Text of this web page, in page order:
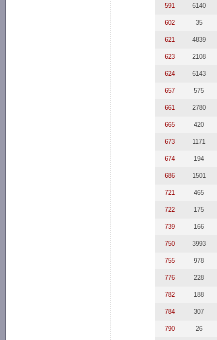
591 6140
602 35
621 4839
623 2108
624 6143
657 575
661 2780
665 420
673 1171
674 194
686 1501
721 465
722 175
739 166
750 3993
755 978
776 228
782 188
784 307
790 26